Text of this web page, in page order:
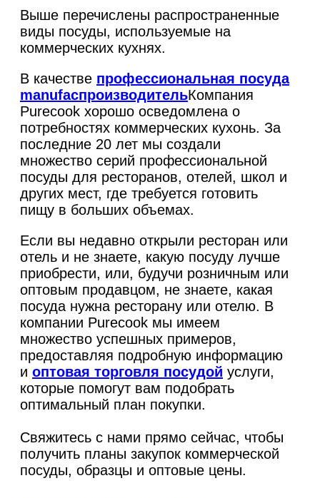
Выше перечислены распространенные
виды посуды, используемые на
коммерческих кухнях.
В качестве профессиональная посуда
manufacпроизводительКомпания
Purecook хорошо осведомлена о
потребностях коммерческих кухонь. За
последние 20 лет мы создали
множество серий профессиональной
посуды для ресторанов, отелей, школ и
других мест, где требуется готовить
пищу в больших объемах.
Если вы недавно открыли ресторан или
отель и не знаете, какую посуду лучше
приобрести, или, будучи розничным или
оптовым продавцом, не знаете, какая
посуда нужна ресторану или отелю. В
компании Purecook мы имеем
множество успешных примеров,
предоставляя подробную информацию
и оптовая торговля посудой услуги,
которые помогут вам подобрать
оптимальный план покупки.
Свяжитесь с нами прямо сейчас, чтобы
получить планы закупок коммерческой
посуды, образцы и оптовые цены.